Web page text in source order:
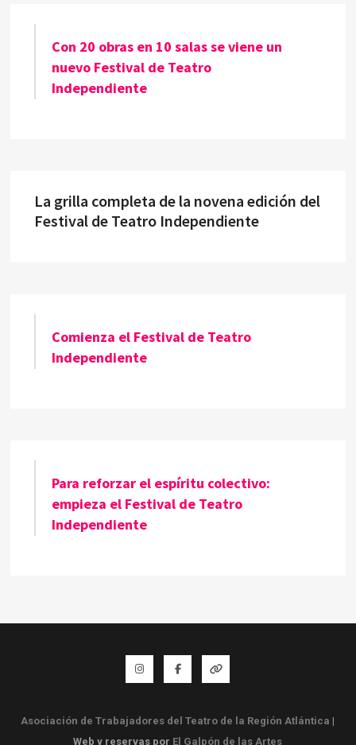
Con 20 obras en 10 salas se viene un
nuevo Festival de Teatro
Independiente
La grilla completa de la novena edición del
Festival de Teatro Independiente
Comienza el Festival de Teatro
Independiente
Para reforzar el espíritu colectivo:
empieza el Festival de Teatro
Independiente
InstagramFacebookWhatsapp
Asociación de Trabajadores del Teatro de la Región Atlántica |
Web y reservas por El Galpón de las Artes